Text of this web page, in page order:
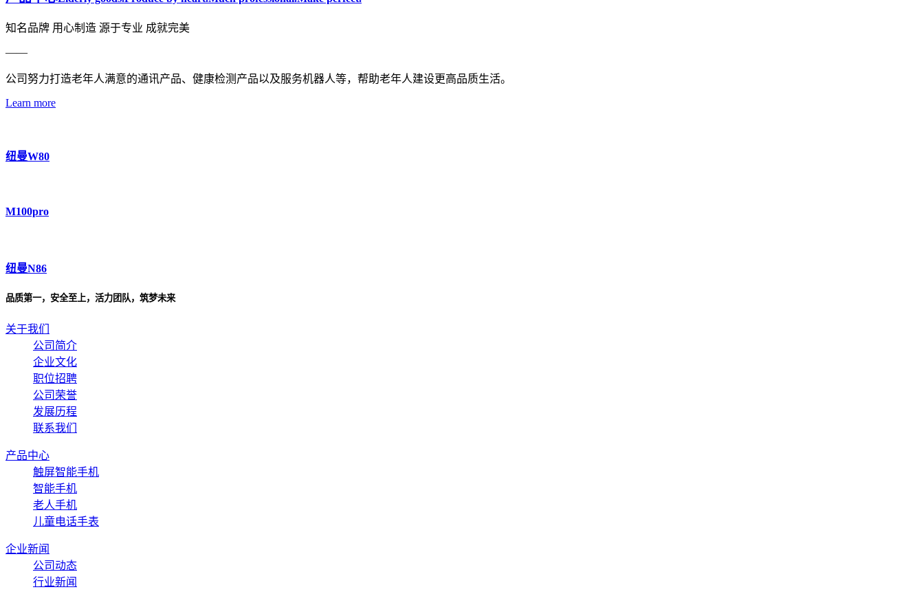
知名品牌 用心制造 源于专业 成就完美
——
公司努力打造老年人满意的通讯产品、健康检测产品以及服务机器人等，帮助老年人建设更高品质生活。
Learn more
纽曼W80
M100pro
纽曼N86
品质第一，安全至上，活力团队，筑梦未来
关于我们
公司简介
企业文化
职位招聘
公司荣誉
发展历程
联系我们
产品中心
触屏智能手机
智能手机
老人手机
儿童电话手表
企业新闻
公司动态
行业新闻